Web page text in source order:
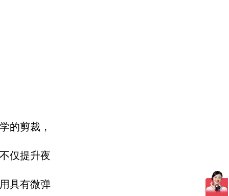
的剪裁，
仅提升夜
具有微弹